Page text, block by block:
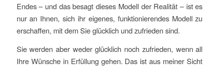
Endes – und das besagt dieses Modell der Realität – ist es
nur an Ihnen, sich ihr eigenes, funktionierendes Modell zu
erschaffen, mit dem Sie glücklich und zufrieden sind.
Sie werden aber weder glücklich noch zufrieden, wenn all
Ihre Wünsche in Erfüllung gehen. Das ist aus meiner Sicht